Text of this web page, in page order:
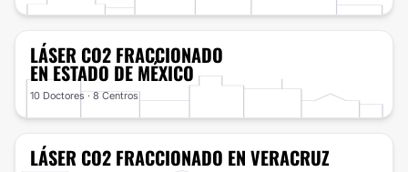
LÁSER CO2 FRACCIONADO
EN ESTADO DE MÉXICO
10 Doctores · 8 Centros
LÁSER CO2 FRACCIONADO EN VERACRUZ